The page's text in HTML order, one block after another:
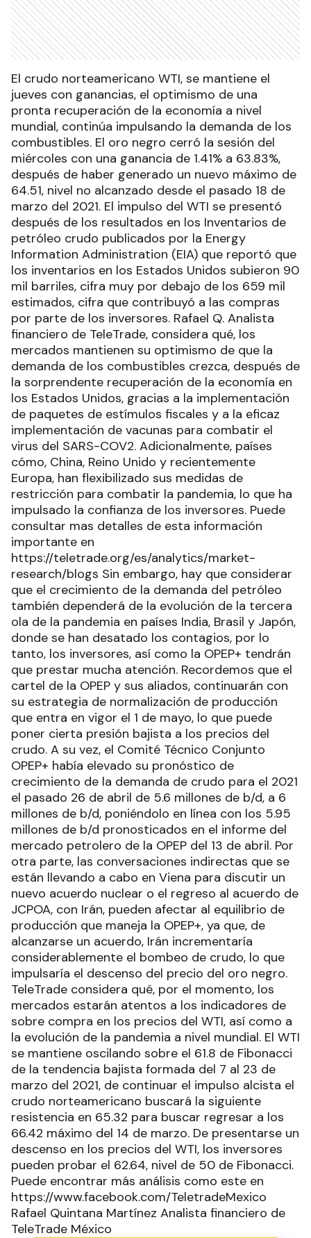
El crudo norteamericano WTI, se mantiene el
jueves con ganancias, el optimismo de una
pronta recuperación de la economía a nivel
mundial, continúa impulsando la demanda de los
combustibles. El oro negro cerró la sesión del
miércoles con una ganancia de 1.41% a 63.83%,
después de haber generado un nuevo máximo de
64.51, nivel no alcanzado desde el pasado 18 de
marzo del 2021. El impulso del WTI se presentó
después de los resultados en los Inventarios de
petróleo crudo publicados por la Energy
Information Administration (EIA) que reportó que
los inventarios en los Estados Unidos subieron 90
mil barriles, cifra muy por debajo de los 659 mil
estimados, cifra que contribuyó a las compras
por parte de los inversores. Rafael Q. Analista
financiero de TeleTrade, considera qué, los
mercados mantienen su optimismo de que la
demanda de los combustibles crezca, después de
la sorprendente recuperación de la economía en
los Estados Unidos, gracias a la implementación
de paquetes de estímulos fiscales y a la eficaz
implementación de vacunas para combatir el
virus del SARS-COV2. Adicionalmente, países
cómo, China, Reino Unido y recientemente
Europa, han flexibilizado sus medidas de
restricción para combatir la pandemia, lo que ha
impulsado la confianza de los inversores. Puede
consultar mas detalles de esta información
importante en
https://teletrade.org/es/analytics/market-
research/blogs Sin embargo, hay que considerar
que el crecimiento de la demanda del petróleo
también dependerá de la evolución de la tercera
ola de la pandemia en países India, Brasil y Japón,
donde se han desatado los contagios, por lo
tanto, los inversores, así como la OPEP+ tendrán
que prestar mucha atención. Recordemos que el
cartel de la OPEP y sus aliados, continuarán con
su estrategia de normalización de producción
que entra en vigor el 1 de mayo, lo que puede
poner cierta presión bajista a los precios del
crudo. A su vez, el Comité Técnico Conjunto
OPEP+ había elevado su pronóstico de
crecimiento de la demanda de crudo para el 2021
el pasado 26 de abril de 5.6 millones de b/d, a 6
millones de b/d, poniéndolo en línea con los 5.95
millones de b/d pronosticados en el informe del
mercado petrolero de la OPEP del 13 de abril. Por
otra parte, las conversaciones indirectas que se
están llevando a cabo en Viena para discutir un
nuevo acuerdo nuclear o el regreso al acuerdo de
JCPOA, con Irán, pueden afectar al equilibrio de
producción que maneja la OPEP+, ya que, de
alcanzarse un acuerdo, Irán incrementaría
considerablemente el bombeo de crudo, lo que
impulsaría el descenso del precio del oro negro.
TeleTrade considera qué, por el momento, los
mercados estarán atentos a los indicadores de
sobre compra en los precios del WTI, así como a
la evolución de la pandemia a nivel mundial. El WTI
se mantiene oscilando sobre el 61.8 de Fibonacci
de la tendencia bajista formada del 7 al 23 de
marzo del 2021, de continuar el impulso alcista el
crudo norteamericano buscará la siguiente
resistencia en 65.32 para buscar regresar a los
66.42 máximo del 14 de marzo. De presentarse un
descenso en los precios del WTI, los inversores
pueden probar el 62.64, nivel de 50 de Fibonacci.
Puede encontrar más análisis como este en
https://www.facebook.com/TeletradeMexico
Rafael Quintana Martínez Analista financiero de
TeleTrade México